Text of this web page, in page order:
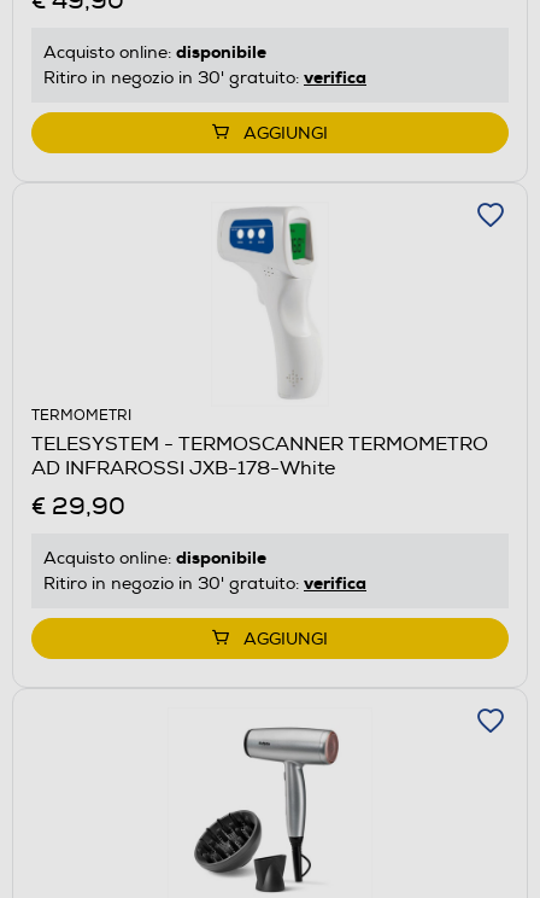
Acquisto online: disponibile
Ritiro in negozio in 30' gratuito: verifica
AGGIUNGI
TERMOMETRI
TELESYSTEM - TERMOSCANNER TERMOMETRO
AD INFRAROSSI JXB-178-White
€ 29,90
Acquisto online: disponibile
Ritiro in negozio in 30' gratuito: verifica
AGGIUNGI